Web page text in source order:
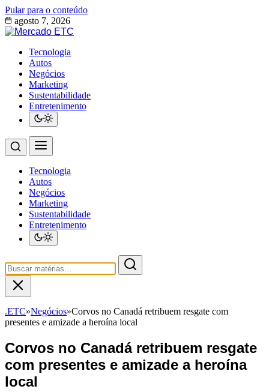
Pular para o conteúdo
agosto 7, 2026
Tecnologia
Autos
Negócios
Marketing
Sustentabilidade
Entretenimento
Tecnologia
Autos
Negócios
Marketing
Sustentabilidade
Entretenimento
.ETC»Negócios»Corvos no Canadá retribuem resgate com
presentes e amizade a heroína local
Corvos no Canadá retribuem resgate
com presentes e amizade a heroína
local